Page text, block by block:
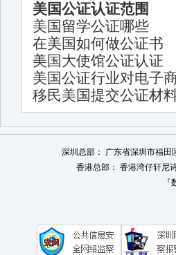
美国公证认证范围
美国留学公证哪些
在美国如何做公证书
美国大使馆公证认证
美国公证行业对电子
移民美国提交公证材
深圳总部： 广东省深圳市福
香港总部： 香港湾仔轩